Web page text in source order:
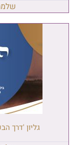
גליון 'דרך